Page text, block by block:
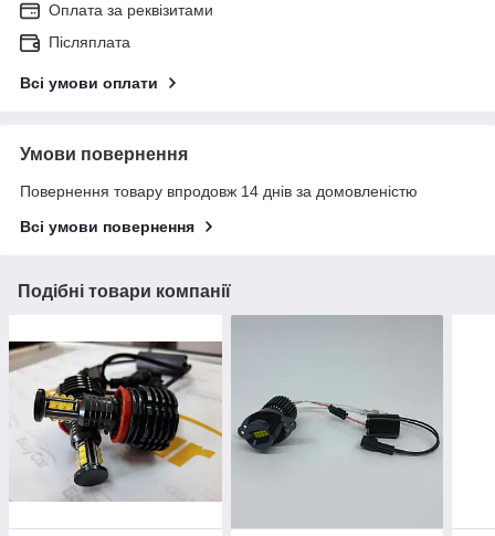
Оплата за реквізитами
Післяплата
Всі умови оплати
Умови повернення
Повернення товару впродовж 14 днів за домовленістю
Всі умови повернення
Подібні товари компанії